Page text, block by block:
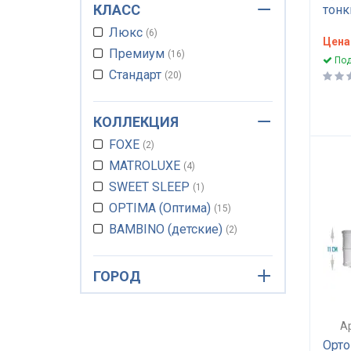
9
Цена
23 см
24 см 2
КЛАСС
Люкс 6
Премиум 16
Стандарт 20
КОЛЛЕКЦИЯ
FOXE 2
MATROLUXE 4
SWEET SLEEP 1
OPTIMA (Оптима) 15
BAMBINO (детские) 2
ГОРОД